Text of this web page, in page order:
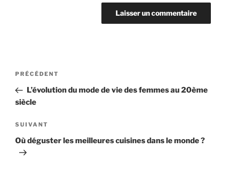
Navigation
l’article
Article
précédent
PRÉCÉDENT
L’évolution du mode de vie des femmes au 20ème
siècle
Article
suivant
SUIVANT
Où déguster les meilleures cuisines dans le monde ?